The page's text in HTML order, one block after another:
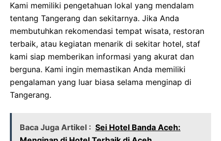
Kami memiliki pengetahuan lokal yang mendalam
tentang Tangerang dan sekitarnya. Jika Anda
membutuhkan rekomendasi tempat wisata, restoran
terbaik, atau kegiatan menarik di sekitar hotel, staf
kami siap memberikan informasi yang akurat dan
berguna. Kami ingin memastikan Anda memiliki
pengalaman yang luar biasa selama menginap di
Tangerang.
Baca Juga Artikel : Sei Hotel Banda Aceh: